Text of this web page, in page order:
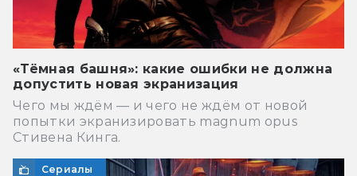
«Тёмная башня»: какие ошибки не должна
допустить новая экранизация
Чего мы ждём — и чего не ждём от новой
попытки экранизировать magnum opus
Стивена Кинга.
Сериалы